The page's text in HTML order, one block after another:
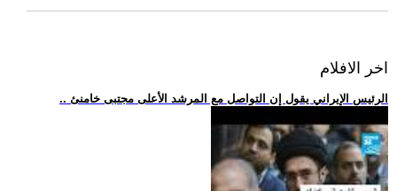
اخر الافلام
.. الرئيس الإيراني يقول إن التواصل مع المرشد الأعلى مجتبى خامنئ